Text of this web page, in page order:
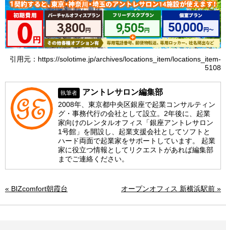
引用元：https://solotime.jp/archives/locations_item/locations_item-
5108
執筆者 アントレサロン編集部
2008年、東京都中央区銀座で起業コンサルティン
グ・事務代行の会社として設立。2年後に、起業
家向けのレンタルオフィス「銀座アントレサロン
1号館」を開設し、起業支援会社としてソフトと
ハード両面で起業家をサポートしています。 起業
家に役立つ情報としてリクエストがあれば編集部
までご連絡ください。
« BIZcomfort朝霞台 オープンオフィス 新横浜駅前 »